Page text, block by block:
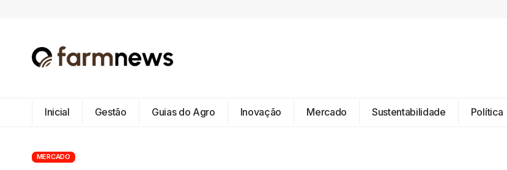
Inicial Gestão Guias do Agro Inovação Mercado Sustentabilidade Política
MERCADO